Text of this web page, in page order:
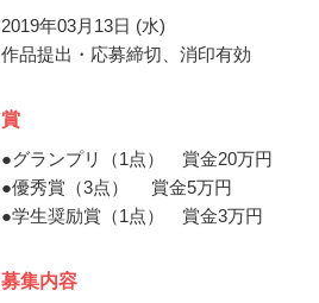
2019年03月13日 (水)
作品提出・応募締切、消印有効
賞
●グランプリ（1点） 賞金20万円
●優秀賞（3点） 賞金5万円
●学生奨励賞（1点） 賞金3万円
募集内容